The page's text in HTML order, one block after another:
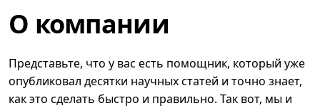
О компании
Представьте, что у вас есть помощник, который уже
опубликовал десятки научных статей и точно знает,
как это сделать быстро и правильно. Так вот, мы и